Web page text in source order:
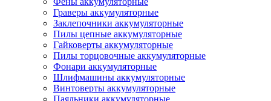
Граверы аккумуляторные
Заклепочники аккумуляторные
Пилы цепные аккумуляторные
Гайковерты аккумуляторные
Пилы торцовочные аккумуляторные
Фонари аккумуляторные
Шлифмашины аккумуляторные
Винтоверты аккумуляторные
Паяльники аккумуляторные